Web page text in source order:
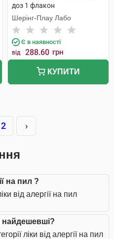
доз 1 флакон
Шерінг-Плау Лабо
Є в наявності
від 288.60 грн
КУПИТИ
2 ›
на пил ?
від алергії на пил
найдешевші?
ліки від алергії на пил